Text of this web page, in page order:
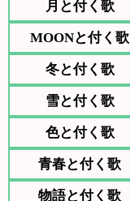
月と付く歌
MOONと付く歌
冬と付く歌
雪と付く歌
色と付く歌
青春と付く歌
物語と付く歌